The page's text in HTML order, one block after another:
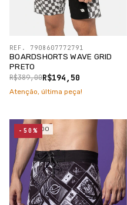
BOARDSHORTS WAVE GRID
PRETO
R$194,50
R$389,00
REF. 7908607772791
Atenção, última peça!
ESGOTADO
-50%